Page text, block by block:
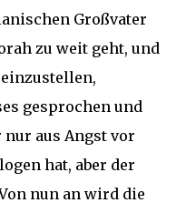
Großvater
zu weit geht, und
gesprochen und
aus Angst vor
hat, aber der
nun an wird die